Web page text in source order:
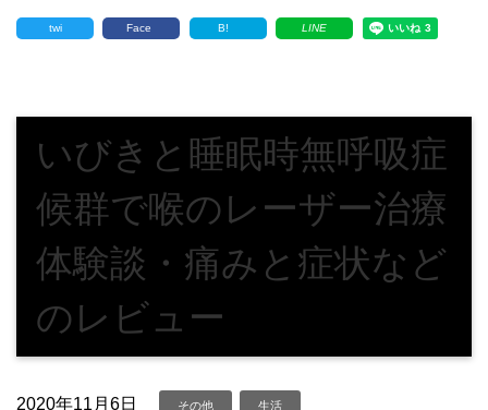
twi Face B! LINE
いびきと睡眠時無呼吸症
候群で喉のレーザー治療
体験談・痛みと症状など
のレビュー
2020年11月6日 その他 生活